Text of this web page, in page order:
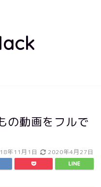
の動画をフルで
年11月1日 2020年4月27日